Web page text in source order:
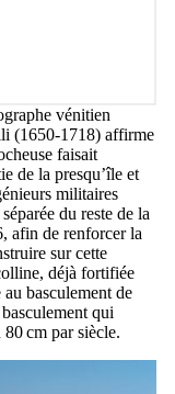
vénitien
(1650-1718) affirme
faisait
de la presqu’île et
militaires
du reste de la
afin de renforcer la
sur cette
déjà fortifiée
basculement de
qui
cm par siècle.